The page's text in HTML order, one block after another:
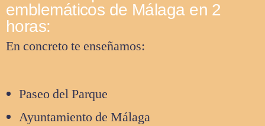
emblemáticos de Málaga en 2
horas:
En concreto te enseñamos:
Paseo del Parque
Ayuntamiento de Málaga